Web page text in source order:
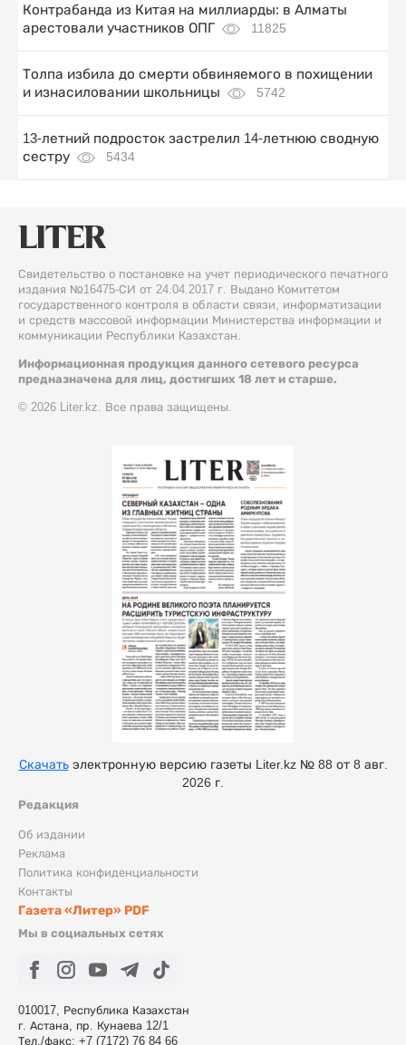
Контрабанда из Китая на миллиарды: в Алматы
арестовали участников ОПГ
11825
Толпа избила до смерти обвиняемого в похищении
и изнасиловании школьницы
5742
13-летний подросток застрелил 14-летнюю сводную
сестру
5434
Свидетельство о постановке на учет периодического печатного
издания №16475-СИ от 24.04.2017 г. Выдано Комитетом
государственного контроля в области связи, информатизации
и средств массовой информации Министерства информации и
коммуникации Республики Казахстан.
Информационная продукция данного сетевого ресурса
предназначена для лиц, достигших 18 лет и старше.
© 2026 Liter.kz. Все права защищены.
Редакция
Об издании
Реклама
Политика конфиденциальности
Контакты
Газета «Литер» PDF
Мы в социальных сетях
010017, Республика Казахстан
г. Астана, пр. Кунаева 12/1
Тел./факс: +7 (7172) 76 84 66
Скачатьэлектронную версию газеты Liter.kz № 88 от 8 авг.
2026 г.